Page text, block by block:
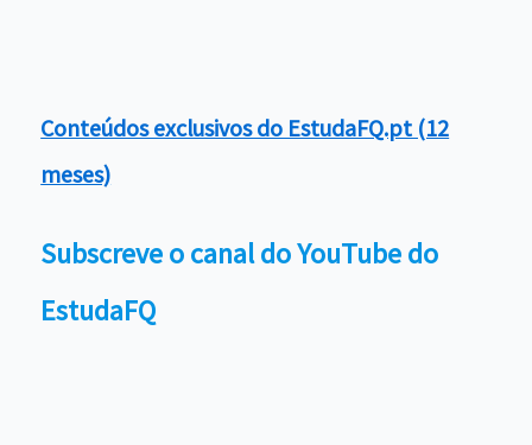
Conteúdos exclusivos do EstudaFQ.pt (12
meses)
Subscreve o canal do YouTube do
EstudaFQ